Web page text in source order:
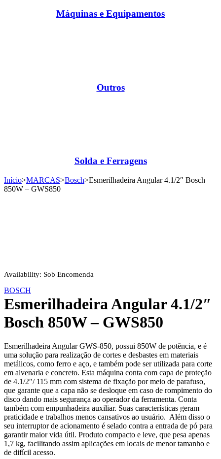
Máquinas e Equipamentos
Outros
Solda e Ferragens
Início>MARCAS>Bosch>Esmerilhadeira Angular 4.1/2″ Bosch
850W – GWS850
Availability: Sob Encomenda
BOSCH
Esmerilhadeira Angular 4.1/2″
Bosch 850W – GWS850
Esmerilhadeira Angular GWS-850, possui 850W de potência, e é
uma solução para realização de cortes e desbastes em materiais
metálicos, como ferro e aço, e também pode ser utilizada para corte
em alvenaria e concreto. Esta máquina conta com capa de proteção
de 4.1/2″/ 115 mm com sistema de fixação por meio de parafuso,
que garante que a capa não se desloque em caso de rompimento do
disco dando mais segurança ao operador da ferramenta. Conta
também com empunhadeira auxiliar. Suas características geram
praticidade e trabalhos menos cansativos ao usuário. Além disso o
seu interruptor de acionamento é selado contra a entrada de pó para
garantir maior vida útil. Produto compacto e leve, que pesa apenas
1,7 kg, facilitando assim aplicações em locais de menor tamanho e
de difícil acesso.